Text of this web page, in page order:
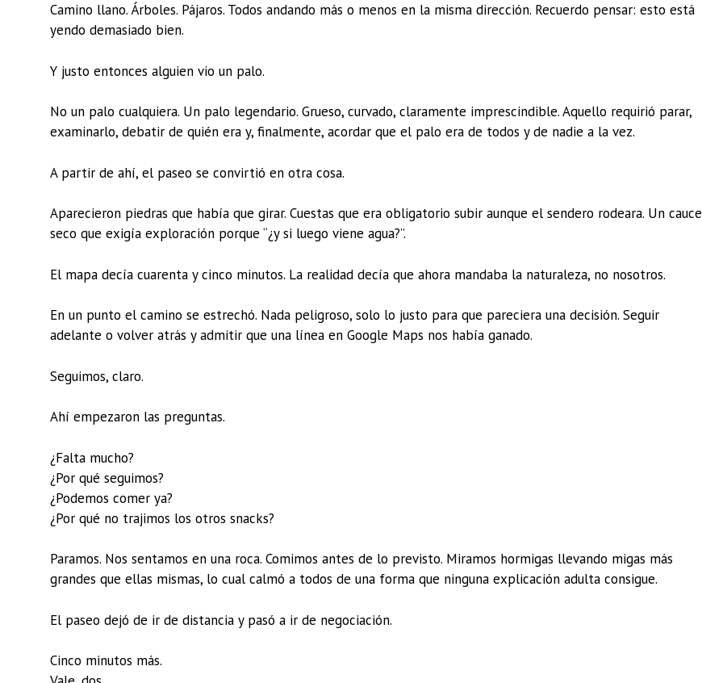
Camino llano. Árboles. Pájaros. Todos andando más o menos en la misma dirección. Recuerdo pensar: esto está
yendo demasiado bien.
Y justo entonces alguien vio un palo.
No un palo cualquiera. Un palo legendario. Grueso, curvado, claramente imprescindible. Aquello requirió parar,
examinarlo, debatir de quién era y, finalmente, acordar que el palo era de todos y de nadie a la vez.
A partir de ahí, el paseo se convirtió en otra cosa.
Aparecieron piedras que había que girar. Cuestas que era obligatorio subir aunque el sendero rodeara. Un cauce
seco que exigía exploración porque “¿y si luego viene agua?”.
El mapa decía cuarenta y cinco minutos. La realidad decía que ahora mandaba la naturaleza, no nosotros.
En un punto el camino se estrechó. Nada peligroso, solo lo justo para que pareciera una decisión. Seguir
adelante o volver atrás y admitir que una línea en Google Maps nos había ganado.
Seguimos, claro.
Ahí empezaron las preguntas.
¿Falta mucho?
¿Por qué seguimos?
¿Podemos comer ya?
¿Por qué no trajimos los otros snacks?
Paramos. Nos sentamos en una roca. Comimos antes de lo previsto. Miramos hormigas llevando migas más
grandes que ellas mismas, lo cual calmó a todos de una forma que ninguna explicación adulta consigue.
El paseo dejó de ir de distancia y pasó a ir de negociación.
Cinco minutos más.